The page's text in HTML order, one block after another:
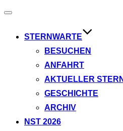
Navigation
STERNWARTE
BESUCHEN
ANFAHRT
AKTUELLER
GESCHICHTE
ARCHIV
NST 2026